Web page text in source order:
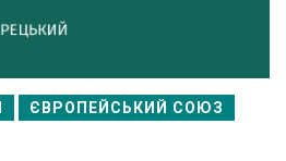
ЄВРОПЕЙСЬКИЙ СОЮЗ